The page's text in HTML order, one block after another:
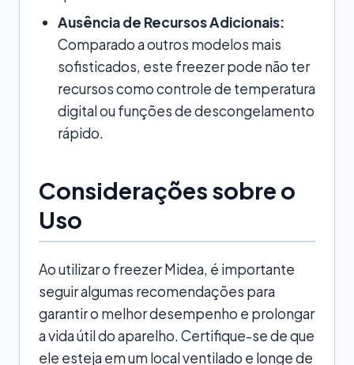
Ausência de Recursos Adicionais:
Comparado a outros modelos mais
sofisticados, este freezer pode não ter
recursos como controle de temperatura
digital ou funções de descongelamento
rápido.
Considerações sobre o
Uso
Ao utilizar o freezer Midea, é importante
seguir algumas recomendações para
garantir o melhor desempenho e prolongar
a vida útil do aparelho. Certifique-se de que
ele esteja em um local ventilado e longe de